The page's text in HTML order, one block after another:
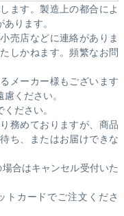
ます。製造上の都合によ
ります。
売店などに連絡がありま
しかねます。頻繁なお問
メーカー様もございます
ください。
ださい。
務めておりますが、商品
ち、またはお届けできな
合はキャンセル受付いた
トカードでご注文くださ